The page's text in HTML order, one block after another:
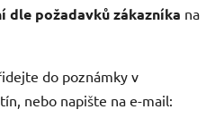
dle požadavků zákazníka na
do poznámky v
nebo napište na e-mail: